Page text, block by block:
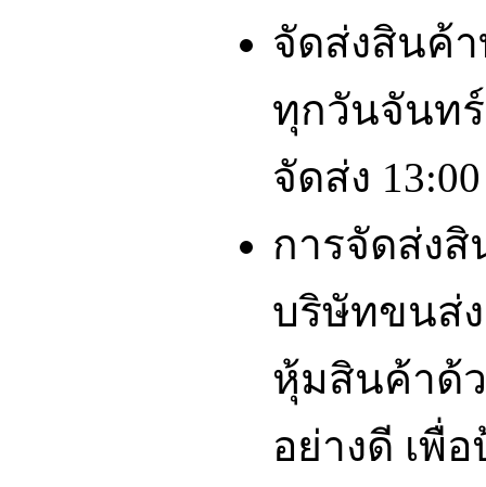
จัดส่งสินค้
ทุกวันจันท
จัดส่ง
การจัดส่งสิ
บริษัทขนส่
หุ้มสินค้าด้
อย่างดี เพื่